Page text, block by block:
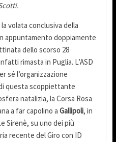
volata conclusiva della
appuntamento doppiamente
dello scorso 28
rimasta in Puglia. L’ASD
sé l’organizzazione
questa scoppiettante
natalizia, la Corsa Rosa
a far capolino a Gallipoli, in
Sirenè, su uno dei più
recente del Giro con ID